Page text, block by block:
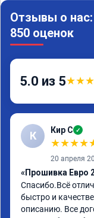
Отзывы о нас:
850 оценок
5.0 из 5★★★
К Кир С ✓
★★★★
20 апреля
«Прошивка Евро
Спасибо.Всё
быстро и
описанию. Все